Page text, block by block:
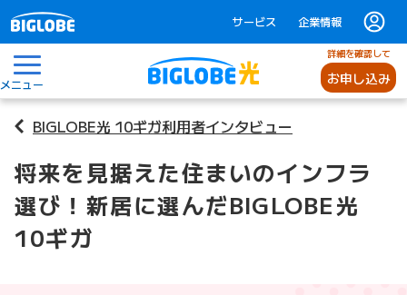
サービス 企業情報
メニュー
詳細を確認して
お申し込み
BIGLOBE光 10ギガ利用者インタビュー
将来を見据えた住まいのインフラ
選び！新居に選んだBIGLOBE光
10ギガ